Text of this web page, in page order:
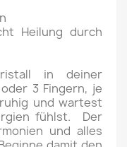
Heilung durch
in deiner
3 Fingern, je
und wartest
fühlst. Der
und alles